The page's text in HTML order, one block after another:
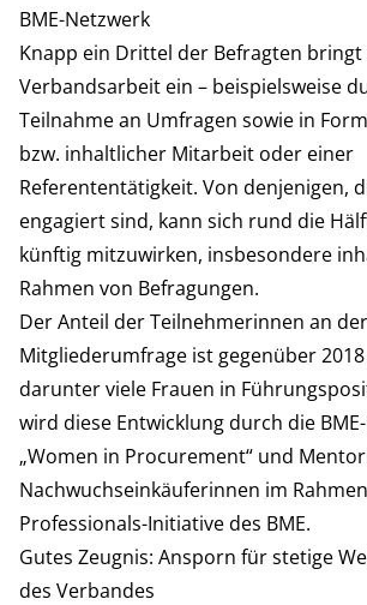
BME-Netzwerk
Knapp ein Drittel der Befragten bringt
Verbandsarbeit ein – beispielsweise
Teilnahme an Umfragen sowie in
bzw. inhaltlicher Mitarbeit oder einer
Referententätigkeit. Von denjenigen,
engagiert sind, kann sich rund die
künftig mitzuwirken, insbesondere
Rahmen von Befragungen.
Der Anteil der Teilnehmerinnen an
Mitgliederumfrage ist gegenüber
darunter viele Frauen in
wird diese Entwicklung durch die
„Women in Procurement“ und
Nachwuchseinkäuferinnen im
Professionals-Initiative des BME.
Gutes Zeugnis: Ansporn für stetige
des Verbandes